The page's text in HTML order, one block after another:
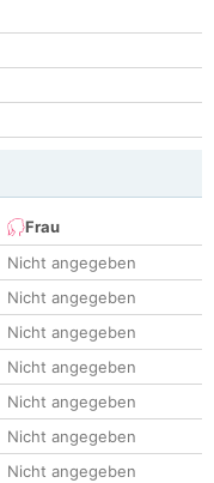
Frau
Nicht angegeben
Nicht angegeben
Nicht angegeben
Nicht angegeben
Nicht angegeben
Nicht angegeben
Nicht angegeben